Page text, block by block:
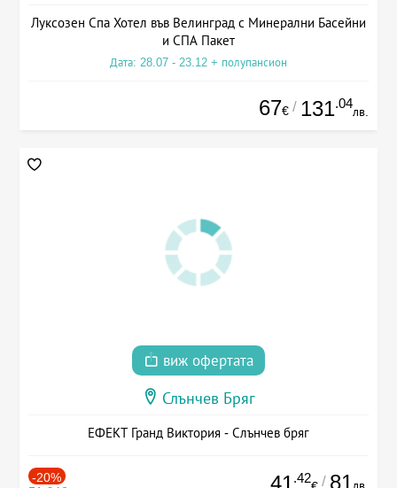
Луксозен Спа Хотел във Велинград с Минерални Басейни
и СПА Пакет
Дата: 28.07 - 23.12 + полупансион
67€ / 131.04
лв.
виж офертата
Слънчев Бряг
ЕФЕКТ Гранд Виктория - Слънчев бряг
-20% 41 .42 / 81